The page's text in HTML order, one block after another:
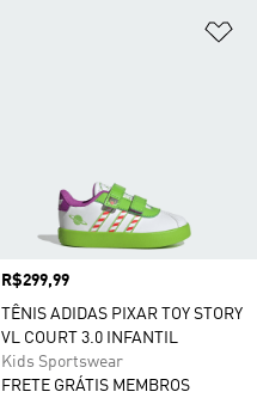
Preço
R$299,99
TÊNIS ADIDAS PIXAR TOY STORY
VL COURT 3.0 INFANTIL
Kids Sportswear
FRETE GRÁTIS MEMBROS